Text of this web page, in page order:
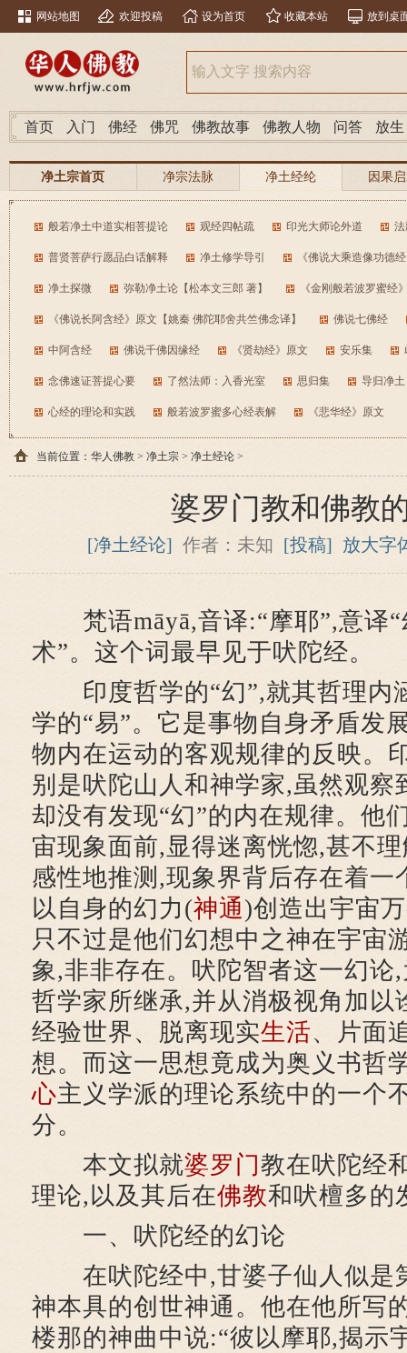
网站地图 欢迎投稿 设为首页 收藏本站 放到桌
首页 入门 佛经 佛咒 佛教故事 佛教人物 问答 放生
净土宗首页 净宗法脉 净土经纶 因果
般若净土中道实相菩提论 观经四帖疏 印光大师论外道
普贤菩萨行愿品白话解释 净土修学导引 《佛说大乘造像功德
净土探微 弥勒净土论【松本文三郎 著】 《金刚般若波罗蜜经
《佛说长阿含经》原文【姚秦 佛陀耶舍共竺佛念译】 佛说七佛经
中阿含经 佛说千佛因缘经 《贤劫经》原文 安乐集
念佛速证菩提心要 了然法师：入香光室 思归集 导归净土
心经的理论和实践 般若波罗蜜多心经表解 《悲华经》原文
当前位置： 华人佛教 > 净土宗 > 净土经论 >
婆罗门教和佛教
[净土经论] 作者：未知 [投稿] 放大字
梵语māyā,音译:“摩耶”,意译“
术”。这个词最早见于吠陀经。
印度哲学的“幻”,就其哲理内
学的“易”。它是事物自身矛盾发
物内在运动的客观规律的反映。
别是吠陀山人和神学家,虽然观察
却没有发现“幻”的内在规律。他
宙现象面前,显得迷离恍惚,甚不
感性地推测,现象界背后存在着一
以自身的幻力(神通)创造出宇宙
只不过是他们幻想中之神在宇宙
象,非非存在。吠陀智者这一幻论
哲学家所继承,并从消极视角加以
经验世界、脱离现实生活、片面
想。而这一思想竟成为奥义书哲
心主义学派的理论系统中的一个
分。
本文拟就婆罗门教在吠陀经
理论,以及其后在佛教和吠檀多的
一、吠陀经的幻论
在吠陀经中,甘婆子仙人似是
神本具的创世神通。他在他所写
楼那的神曲中说:“彼以摩耶,揭示